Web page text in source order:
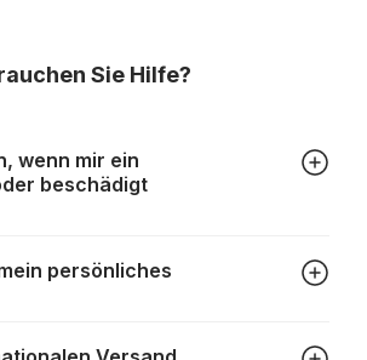
Sie Hilfe?
wenn mir ein
beschädigt
vorkommen, dass Teile beschädigt
gehen. Mit solchen Fällen gehen
puzzleteile-fehlen.html
persönliches